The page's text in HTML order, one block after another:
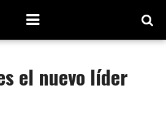
el nuevo líder